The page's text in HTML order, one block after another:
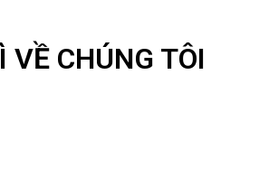
VỀ CHÚNG TÔI